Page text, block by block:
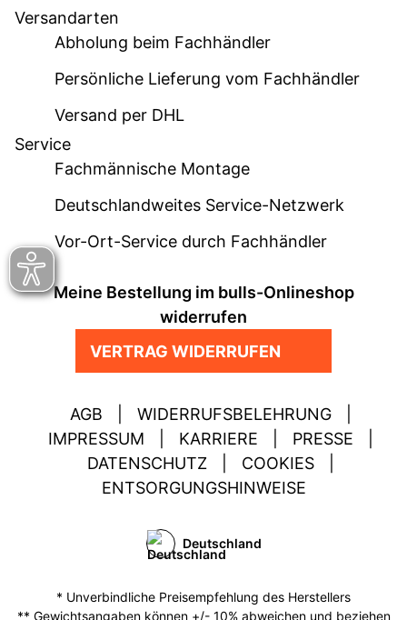
Versandarten
Abholung beim Fachhändler
Persönliche Lieferung vom Fachhändler
Versand per DHL
Service
Fachmännische Montage
Deutschlandweites Service-Netzwerk
Vor-Ort-Service durch Fachhändler
Meine Bestellung im bulls-Onlineshop
widerrufen
VERTRAG WIDERRUFEN
AGB WIDERRUFSBELEHRUNG
IMPRESSUM
KARRIERE PRESSE
DATENSCHUTZ
COOKIES
ENTSORGUNGSHINWEISE
Deutschland
* Unverbindliche Preisempfehlung des Herstellers
** Gewichtsangaben können +/- 10% abweichen und beziehen